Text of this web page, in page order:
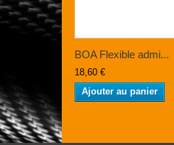
BOA Flexible admi...
18,60 €
Ajouter au panier